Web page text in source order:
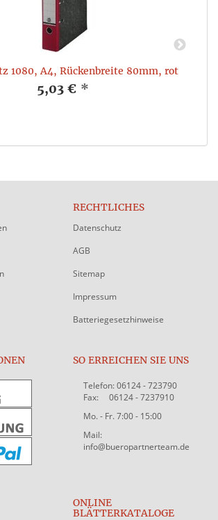
1080, A4, Rückenbreite 80mm, rot
5,03 € *
RECHTLICHES
Datenschutz
AGB
Sitemap
Impressum
Batteriegesetzhinweise
SO ERREICHEN SIE UNS
Telefon: 06124 - 723790
Fax: 06124 - 7237910
Mo. - Fr. 7:00 - 15:00
Mail:
info@bueropartnerteam.de
ONLINE
BLÄTTERKATALOGE